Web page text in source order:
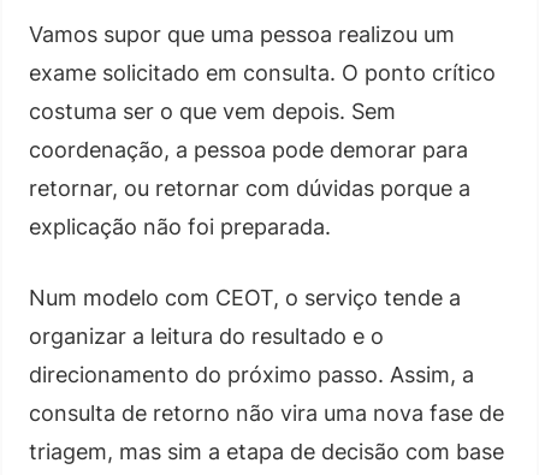
Vamos supor que uma pessoa realizou um
exame solicitado em consulta. O ponto crítico
costuma ser o que vem depois. Sem
coordenação, a pessoa pode demorar para
retornar, ou retornar com dúvidas porque a
explicação não foi preparada.
Num modelo com CEOT, o serviço tende a
organizar a leitura do resultado e o
direcionamento do próximo passo. Assim, a
consulta de retorno não vira uma nova fase de
triagem, mas sim a etapa de decisão com base